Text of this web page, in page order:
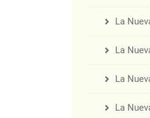
La
La
La
La